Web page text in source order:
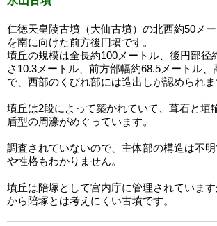
仁徳天皇陵古墳（大仙古墳）の北西約50メ
を南に向けた前方後円墳です。
墳丘の規模は全長約100メートル、後円部径
さ10.3メートル、前方部幅約68.5メートル、
で、西部のくびれ部には造出しが認められま
墳丘は2段によって築かれていて、葺石と埴
盾型の周濠がめぐっています。
調査されていないので、主体部の構造は不
や性格もわかりません。
墳丘は陪塚として宮内庁に管理されていま
から陪塚とは考えにくい古墳です。